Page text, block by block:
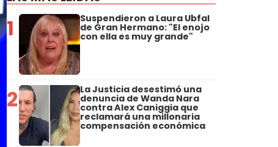
1 Suspendieron a Laura Ubfal
de Gran Hermano: "El enojo
con ella es muy grande"
2 La Justicia desestimó una
denuncia de Wanda Nara
contra Alex Caniggia que
reclamará una millonaria
compensación económica